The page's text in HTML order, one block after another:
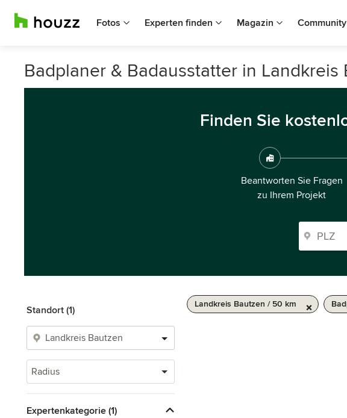
Fotos Experten finden Magazin Community
Badplaner & Badausstatter in Landkreis
Finden Sie
Beantworten Sie Fragen
zu Ihrem Projekt
Standort (1)
Radius
Expertenkategorie (1)
Landkreis Bautzen / 50 km